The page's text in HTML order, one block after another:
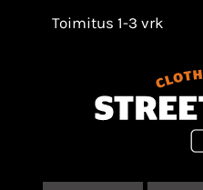
Toimitus 1-3 vrk